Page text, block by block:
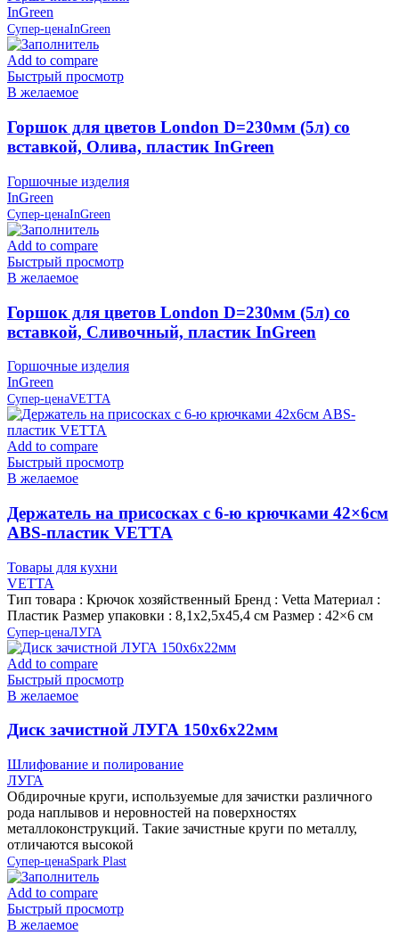
InGreen
Супер-ценаInGreen
Add to compare
Быстрый просмотр
В желаемое
Горшок для цветов London D=230мм (5л) со
вставкой, Олива, пластик InGreen
Горшочные изделия
InGreen
Супер-ценаInGreen
Add to compare
Быстрый просмотр
В желаемое
Горшок для цветов London D=230мм (5л) со
вставкой, Сливочный, пластик InGreen
Горшочные изделия
InGreen
Супер-ценаVETTA
Add to compare
Быстрый просмотр
В желаемое
Держатель на присосках с 6-ю крючками 42×6см
ABS-пластик VETTA
Товары для кухни
VETTA
Тип товара : Крючок хозяйственный Бренд : Vetta Материал :
Пластик Размер упаковки : 8,1х2,5х45,4 см Размер : 42×6 см
Супер-ценаЛУГА
Add to compare
Быстрый просмотр
В желаемое
Диск зачистной ЛУГА 150х6х22мм
Шлифование и полирование
ЛУГА
Обдирочные круги, используемые для зачистки различного
рода наплывов и неровностей на поверхностях
металлоконструкций. Такие зачистные круги по металлу,
отличаются высокой
Супер-ценаSpark Plast
Add to compare
Быстрый просмотр
В желаемое